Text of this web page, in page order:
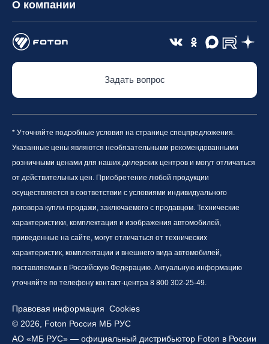
О компании
Задать вопрос
* Уточняйте подробные условия на странице спецпредложения.
Указанные цены являются необязательными рекомендованными
розничными ценами для наших дилерских центров и могут отличаться
от действительных цен. Приобретение любой продукции
осуществляется в соответствии с условиями индивидуального
договора купли-продажи, заключаемого с продавцом. Технические
характеристики, комплектация и изображения автомобилей,
приведенные на сайте, могут отличаться от технических
характеристик, комплектации и внешнего вида автомобилей,
поставляемых в Российскую Федерацию. Актуальную информацию
уточняйте по телефону контакт-центра 8 800 302-25-49.
© 2026, Foton Россия МБ РУС
АО «МБ РУС» — официальный дистрибьютор Foton в России
Правовая информация Cookies